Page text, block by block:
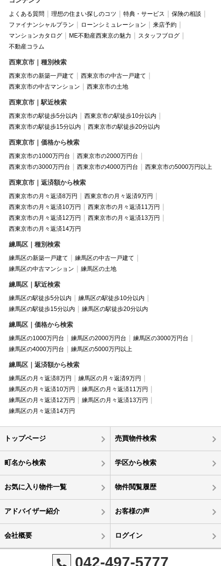
よくある質問 理想の住まい探しのコツ 特典・サービス
保険の相談
ファイナンシャルプラン
ローンシミュレーション
来店予約
マンションカタログ
ME不動産西東京の魅力
スタッフブログ
不動産コラム
西東京市｜種別検索
西東京市の新築一戸建て
西東京市の中古一戸建て
西東京市の中古マンション
西東京市の土地
西東京市｜駅近検索
西東京市の駅徒歩5分以内
西東京市の駅徒歩10分以内
西東京市の駅徒歩15分以内
西東京市の駅徒歩20分以内
西東京市｜価格から検索
西東京市の1000万円台
西東京市の2000万円台
西東京市の3000万円台
西東京市の4000万円台 西東京市の5000万円以上
西東京市｜返済額から検索
西東京市の月々返済8万円
西東京市の月々返済9万円
西東京市の月々返済10万円
西東京市の月々返済11万円
西東京市の月々返済12万円
西東京市の月々返済13万円
西東京市の月々返済14万円
練馬区｜種別検索
練馬区の新築一戸建て
練馬区の中古一戸建て
練馬区の中古マンション
練馬区の土地
練馬区｜駅近検索
練馬区の駅徒歩5分以内
練馬区の駅徒歩10分以内
練馬区の駅徒歩15分以内
練馬区の駅徒歩20分以内
練馬区｜価格から検索
練馬区の1000万円台 練馬区の2000万円台
練馬区の3000万円台
練馬区の4000万円台
練馬区の5000万円以上
練馬区｜返済額から検索
練馬区の月々返済8万円
練馬区の月々返済9万円
練馬区の月々返済10万円
練馬区の月々返済11万円
練馬区の月々返済12万円
練馬区の月々返済13万円
練馬区の月々返済14万円
トップページ 売買物件検索
町名から検索 学区から検索
お気に入り物件一覧 物件閲覧履歴
アドバイザー紹介 お客様の声
会社概要 ログイン
042-497-5777